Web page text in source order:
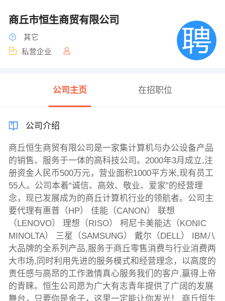
商丘市恒生商贸有限公司
其它
私营企业
公司主页 在招职位
公司介绍
商丘恒生商贸有限公司是一家集计算机与办公设备产品
的销售、服务于一体的高科技公司。2000年3月成立,注
册资金人民币500万元，营业面积1000平方米,现有员工
55人。公司本着“诚信、高效、敬业、爱家”的经营理
念，现已发展成为的商丘计算机行业的领航者。公司主
要代理有惠普（HP） 佳能（CANON） 联想
（LENOVO） 理想（RISO） 柯尼卡美能达（KONIC
MINOLTA） 三星（SAMSUNG） 戴尔（DELL） IBM八
大品牌的全系列产品,服务于商丘零售消费与行业消费两
大市场,同时利用先进的服务模式和经营理念，以高度的
责任感与高昂的工作激情真心服务我们的客户,赢得上帝
的青睐。恒生公司愿为广大有志青年提供了广阔的发展
舞台，只要你是金子，这里一定能让你发光！ 商丘恒生